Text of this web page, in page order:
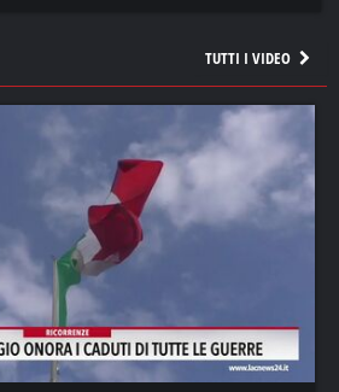
TUTTI I VIDEO